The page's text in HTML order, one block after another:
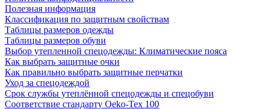
Полезная информация
Классификация по защитным свойствам
Таблицы размеров одежды
Таблицы размеров обуви
Выбор утепленной спецодежды: Климатические пояса
Как выбрать защитные очки
Как правильно выбрать защитные перчатки
Уход за спецодеждой
Срок службы утеплённой спецодежды и спецобуви
Соответствие стандарту Oeko-Tex 100